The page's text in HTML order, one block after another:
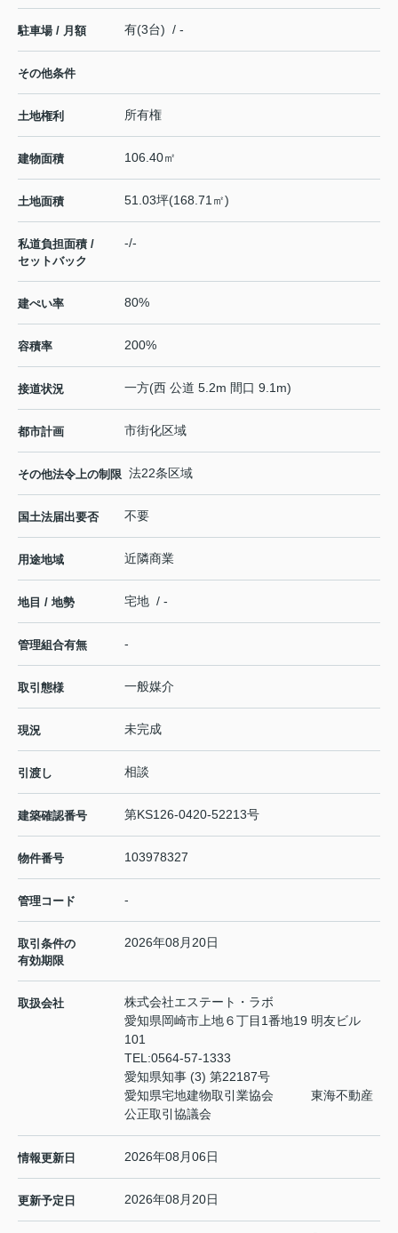
駐車場 / 月額 有(3台) / -
その他条件
土地権利 所有権
建物面積 106.40㎡
土地面積 51.03坪(168.71㎡)
私道負担面積 /
セットバック
-/-
建ぺい率 80%
容積率 200%
接道状況 一方(西 公道 5.2m 間口 9.1m)
都市計画 市街化区域
その他法令上の制限 法22条区域
国土法届出要否 不要
用途地域 近隣商業
地目 / 地勢 宅地 / -
管理組合有無 -
取引態様 一般媒介
現況 未完成
引渡し 相談
建築確認番号 第KS126-0420-52213号
物件番号 103978327
管理コード -
取引条件の
有効期限
2026年08月20日
取扱会社
株式会社エステート・ラボ
愛知県岡崎市上地６丁目1番地19 明友ビル
101
TEL:0564-57-1333
愛知県知事 (3) 第22187号
愛知県宅地建物取引業協会 東海不動産
公正取引協議会
情報更新日 2026年08月06日
更新予定日 2026年08月20日